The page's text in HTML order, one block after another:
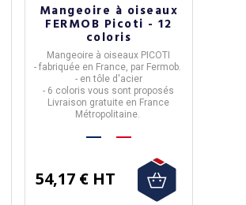
Mangeoire à oiseaux
FERMOB Picoti - 12
coloris
Mangeoire à oiseaux PICOTI
- fabriquée en France, par Fermob.
- entôle d'acier
- 6 coloris vous sont proposés
Livraison gratuite en France
Métropolitaine.
54,17 € HT